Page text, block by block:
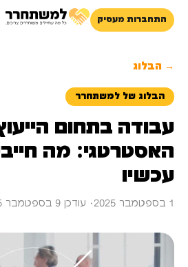
התחברות מעסיק
→ הבלוג
הבלוג של למשתחרר
עבודה בתחום
האסטרטגי: מה
עכשיו
1 בספטמבר 2025 · עודכן 9 בספטמבר 2025